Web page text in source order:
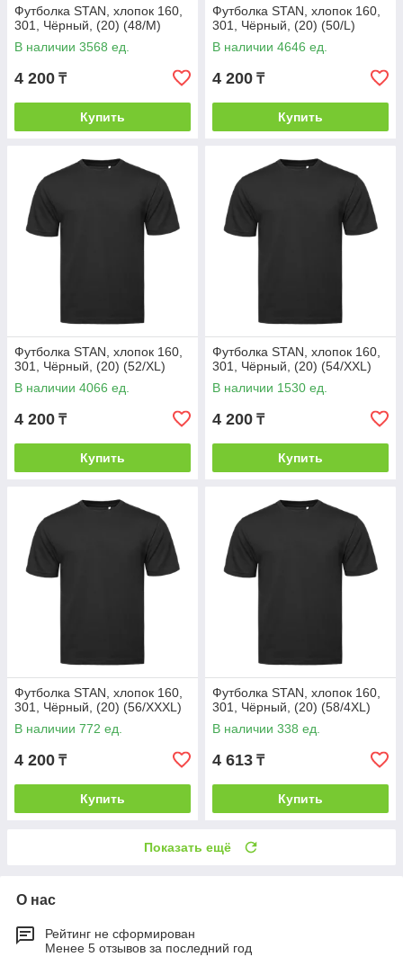
Футболка STAN, хлопок 160,
301, Чёрный, (20) (48/M)
В наличии 3568 ед.
4 200 ₸
Купить
Футболка STAN, хлопок 160,
301, Чёрный, (20) (50/L)
В наличии 4646 ед.
4 200 ₸
Купить
Футболка STAN, хлопок 160,
301, Чёрный, (20) (52/XL)
В наличии 4066 ед.
4 200 ₸
Купить
Футболка STAN, хлопок 160,
301, Чёрный, (20) (54/XXL)
В наличии 1530 ед.
4 200 ₸
Купить
Футболка STAN, хлопок 160,
301, Чёрный, (20) (56/XXXL)
В наличии 772 ед.
4 200 ₸
Купить
Футболка STAN, хлопок 160,
301, Чёрный, (20) (58/4XL)
В наличии 338 ед.
4 613 ₸
Купить
Показать ещё
О нас
Рейтинг не сформирован
Менее 5 отзывов за последний год